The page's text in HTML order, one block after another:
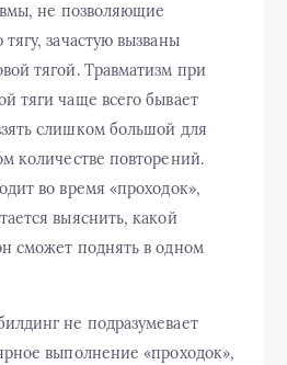
не позволяющие
зачастую вызваны
тягой. Травматизм при
тяги чаще всего бывает
слишком большой для
количестве повторений.
во время «проходок»,
выяснить, какой
сможет поднять в одном
не подразумевает
выполнение «проходок»,